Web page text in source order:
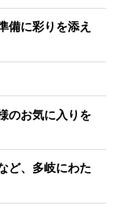
備に彩りを添え
のお気に入りを
ど、多岐にわた